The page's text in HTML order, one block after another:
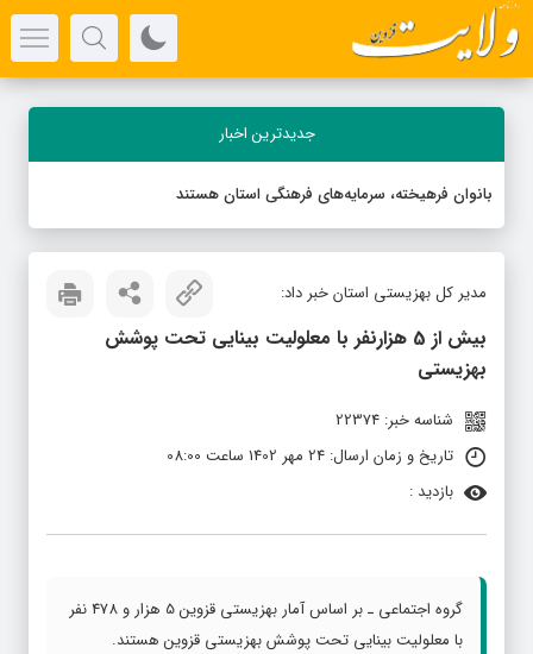
جدیدترین اخبار
بانوان فرهیخته، سرمایه‌های فرهنگی استان هستند
مدیر کل بهزیستی استان خبر داد:
بیش از 5 هزارنفر با معلولیت بینایی تحت پوشش
بهزیستی
شناسه خبر: 22374
تاریخ و زمان ارسال: 24 مهر 1402 ساعت 08:00
بازدید :
گروه اجتماعی ـ بر اساس آمار بهزیستی قزوین 5 هزار و 478 نفر
با معلولیت بینایی تحت پوشش بهزیستی قزوین هستند.